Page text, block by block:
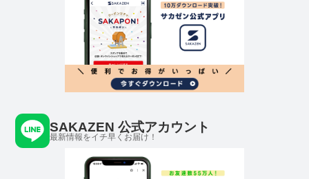
SAKAZEN 公式アカウント
最新情報をイチ早くお届け！